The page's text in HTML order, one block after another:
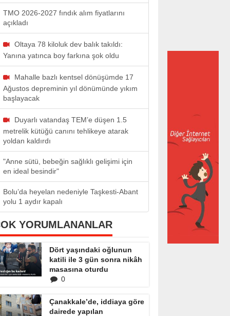
TMO 2026-2027 fındık alım fiyatlarını
açıkladı
Oltaya 78 kiloluk dev balık takıldı:
Yanına yatınca boy farkına şok oldu
Mahalle bazlı kentsel dönüşümde 17
Ağustos depreminin yıl dönümünde yıkım
başlayacak
Duyarlı vatandaş TEM’e düşen 1.5
metrelik kütüğü canını tehlikeye atarak
yoldan kaldırdı
"Anne sütü, bebeğin sağlıklı gelişimi için
en ideal besindir"
Bolu’da heyelan nedeniyle Taşkesti-Abant
yolu 1 aydır kapalı
YORUMLANANLAR
Dört yaşındaki oğlunun
katili ile 3 gün sonra nikâh
masasına oturdu
0
Çanakkale’de, iddiaya göre
dairede yapılan